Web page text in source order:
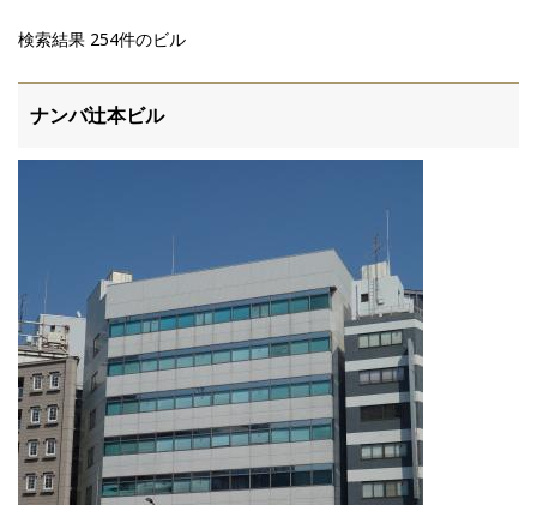
滋賀県
奈良県
検索結果 254件のビル
ナンバ辻本ビル